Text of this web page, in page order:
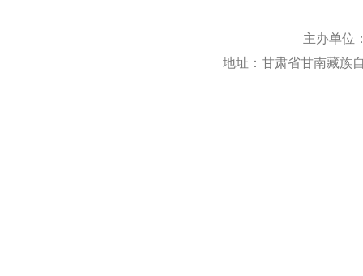
主办单位
地址：甘肃省甘南藏族